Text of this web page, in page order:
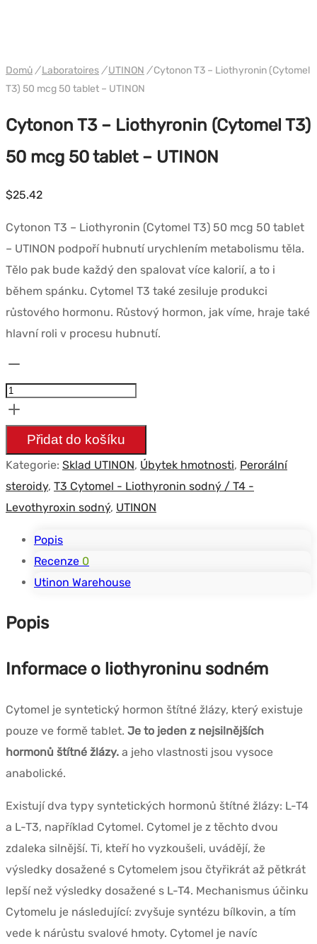
Domů / Laboratoires / UTINON /Cytonon T3 – Liothyronin (Cytomel
T3) 50 mcg 50 tablet – UTINON
Cytonon T3 – Liothyronin (Cytomel T3)
50 mcg 50 tablet – UTINON
$25.42
Cytonon T3 – Liothyronin (Cytomel T3) 50 mcg 50 tablet
– UTINON podpoří hubnutí urychlením metabolismu těla.
Tělo pak bude každý den spalovat více kalorií, a to i
během spánku. Cytomel T3 také zesiluje produkci
růstového hormonu. Růstový hormon, jak víme, hraje také
hlavní roli v procesu hubnutí.
Cytonon
-
Liothyronine
(Cytomel
T3)
50
mcg
50
tab
UTINON
Přidat do košíku
Kategorie: Sklad UTINON, Úbytek hmotnosti, Perorální
steroidy, T3 Cytomel - Liothyronin sodný / T4 -
Levothyroxin sodný, UTINON
Popis
Recenze 0
Utinon Warehouse
Popis
Informace o liothyroninu sodném
Cytomel je syntetický hormon štítné žlázy, který existuje
pouze ve formě tablet. Je to jeden z nejsilnějších
hormonů štítné žlázy. a jeho vlastnosti jsou vysoce
anabolické.
Existují dva typy syntetických hormonů štítné žlázy: L-T4
a L-T3, například Cytomel. Cytomel je z těchto dvou
zdaleka silnější. Ti, kteří ho vyzkoušeli, uvádějí, že
výsledky dosažené s Cytomelem jsou čtyřikrát až pětkrát
lepší než výsledky dosažené s L-T4. Mechanismus účinku
Cytomelu je následující: zvyšuje syntézu bílkovin, a tím
vede k nárůstu svalové hmoty. Cytomel je navíc